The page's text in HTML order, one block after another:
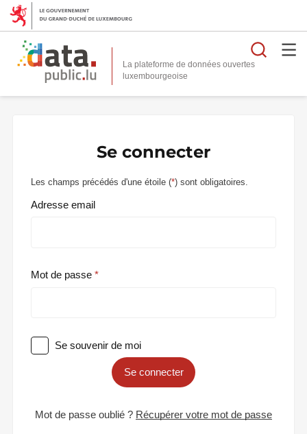
La plateforme de données ouvertes
Se connecter
Les champs précédés d'une étoile (*) sont obligatoires.
Adresse email
Mot de passe
Se souvenir de moi
Se connecter
Mot de passe oublié ? Récupérer votre mot de passe